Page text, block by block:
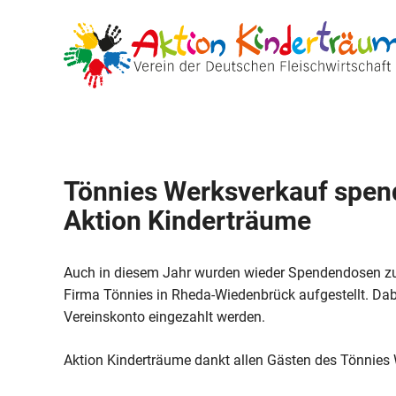
Tönnies Werksverkauf
Aktion Kinderträume
Auch in diesem Jahr wurden wieder Spendendosen
Firma Tönnies in Rheda-Wiedenbrück aufgestellt.
Vereinskonto eingezahlt werden.
Aktion Kinderträume dankt allen Gästen des Tönnies